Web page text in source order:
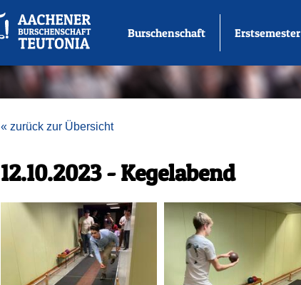
Burschenschaft Erstsemester
« zurück zur Übersicht
12.10.2023 - Kegelabend